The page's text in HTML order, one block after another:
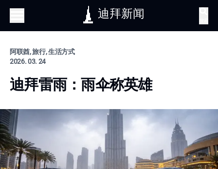
迪拜新闻
阿联酋, 旅行, 生活方式
2026. 03. 24
迪拜雷雨：雨伞称英雄